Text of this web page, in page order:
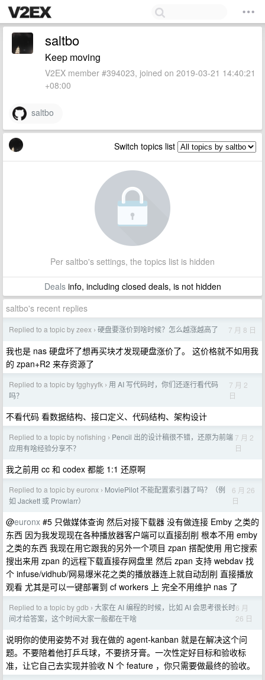
saltbo
Keep moving
V2EX member #394023, joined on 2019-03-21 14:40:21
+08:00
saltbo
Switch topics list
Per saltbo's settings, the topics list is hidden
Dealsinfo, including closed deals, is not hidden
saltbo's recent replies
Replied to a topic by zeex › 硬盘要涨价到啥时候？怎么越涨越高了 7 月 8 日
我也是 nas 硬盘坏了想再买块才发现硬盘涨价了。 这价格就不如用我
的 zpan+R2 来存资源了
Replied to a topic by fgghyyfk › 用 AI 写代码时，你们还逐行看代码
吗？
7 月 2
日
不看代码 看数据结构、接口定义、代码结构、架构设计
Replied to a topic by nofishing › Pencil 出的设计稿很不错，还原为前端
应用有啥经验分享不？
7 月 2
日
我之前用 cc 和 codex 都能 1:1 还原啊
Replied to a topic by euronx › MoviePilot 不能配置索引器了吗？（例
如 Jackett 或 Prowlarr）
6 月 26
日
@euronx #5 只做媒体查询 然后对接下载器 没有做连接 Emby 之类的
东西 因为我发现现在各种播放器客户端可以直接刮削 根本不用 emby
之类的东西 我现在用它跟我的另外一个项目 zpan 搭配使用 用它搜索
搜出来用 zpan 的远程下载直接存网盘里 然后 zpan 支持 webdav 找
个 infuse/vidhub/网易爆米花之类的播放器连上就自动刮削 直接播放
观看 尤其是可以一键部署到 cf workers 上 完全不用维护 nas 了
Replied to a topic by gdb › 大家在 AI 编程的时候，比如 AI 会思考很长时
间才给答案，这个时间大家一般都在干啥
6 月
26 日
说明你的使用姿势不对 我在做的 agent-kanban 就是在解决这个问
题。不要陪着他打乒乓球，不要挤牙膏。一次性定好目标和验收标
准，让它自己去实现并验收 N 个 feature ，你只需要做最终的验收。